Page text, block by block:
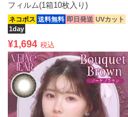
フィルム(1箱10枚入り)
ネコポス 送料無料 即日発送 UVカット
1day
¥1,694 税込